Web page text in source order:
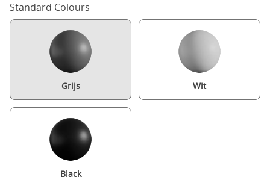
Standard Colours
Grijs Wit
Black